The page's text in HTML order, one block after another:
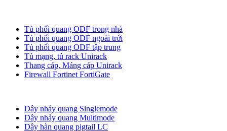
Tủ phối quang ODF trong nhà
Tủ phối quang ODF ngoài trời
Tủ phối quang ODF tập trung
Tủ mạng, tủ rack Unirack
Thang cáp, Máng cáp Unirack
Firewall Fortinet FortiGate
Dây nhảy quang Singlemode
Dây nhảy quang Multimode
Dây hàn quang pigtail LC